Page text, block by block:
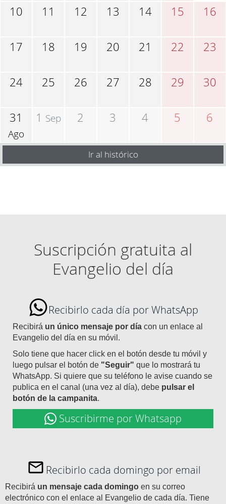
10 11 12 13 14 15 16
17 18 19 20 21 22 23
24 25 26 27 28 29 30
31
Ago
1 Sep 2 3 4 5 6
Ir al histórico
Suscripción gratuita al
Evangelio del día
Recibirlo cada día por WhatsApp
Recibirá un único mensaje por día con un enlace al
Evangelio del día en su móvil.
Solo tiene que hacer click en el botón desde tu móvil y
luego pulsar el botón de "Seguir" que lo mostrará tu
WhatsApp. Si quiere que su teléfono le avise cuando se
publica en el canal (una vez al día), debe pulsar el
botón de la campanita.
Suscribirme por Whatsapp
Recibirlo cada domingo por email
Recibirá un mensaje cada domingo en su correo
electrónico con el enlace al Evangelio de cada día. Tiene